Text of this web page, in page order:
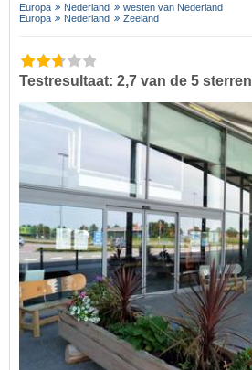
Europa Nederland
westen van Nederland
Europa
Nederland Zeeland
Testresultaat: 2,7 van de 5 sterren